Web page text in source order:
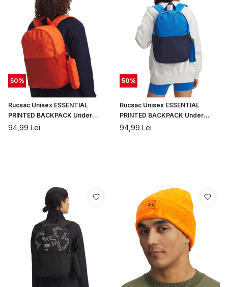
50%
Rucsac Unisex ESSENTIAL
PRINTED BACKPACK Under
Armour
94,99 Lei
50%
Rucsac Unisex ESSENTIAL
PRINTED BACKPACK Under
Armour
94,99 Lei